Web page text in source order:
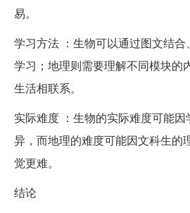
易。
学习方法 ：生物可以通过图文结
学习；地理则需要理解不同模块的
生活相联系。
实际难度 ：生物的实际难度可能
异，而地理的难度可能因文科生的
觉更难。
结论